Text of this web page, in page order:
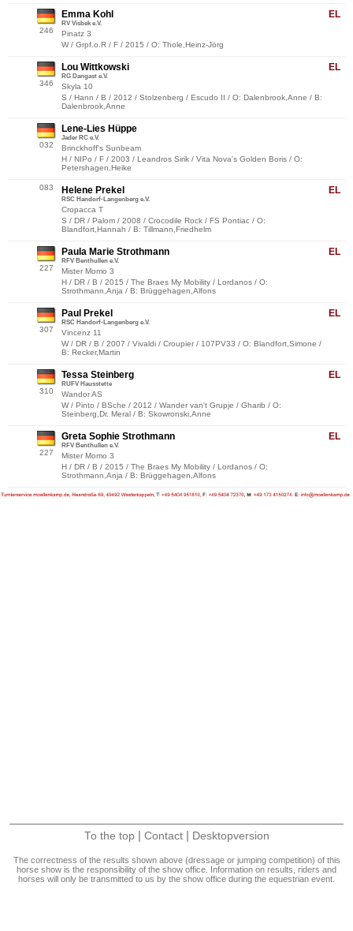
246
EL
Emma Kohl
RV Visbek e.V.
Pinatz 3
W / Grpf.o.R / F / 2015 / O: Thole,Heinz-Jörg
346
EL
Lou Wittkowski
RG Dangast e.V.
Skyla 10
S / Hann / B / 2012 / Stolzenberg / Escudo II / O: Dalenbrook,Anne / B:
Dalenbrook,Anne
032
Lene-Lies Hüppe
Jader RC e.V.
Brinckhoff's Sunbeam
H / NIPo / F / 2003 / Leandros Sirik / Vita Nova's Golden Boris / O:
Petershagen,Heike
083 EL
Helene Prekel
RSC Handorf-Langenberg e.V.
Cropacca T
S / DR / Palom / 2008 / Crocodile Rock / FS Pontiac / O:
Blandfort,Hannah / B: Tillmann,Friedhelm
227
EL
Paula Marie Strothmann
RFV Benthullen e.V.
Mister Momo 3
H / DR / B / 2015 / The Braes My Mobility / Lordanos / O:
Strothmann,Anja / B: Brüggehagen,Alfons
307
EL
Paul Prekel
RSC Handorf-Langenberg e.V.
Vincenz 11
W / DR / B / 2007 / Vivaldi / Croupier / 107PV33 / O: Blandfort,Simone /
B: Recker,Martin
310
EL
Tessa Steinberg
RUFV Hausstette
Wandor AS
W / Pinto / BSche / 2012 / Wander van't Grupje / Gharib / O:
Steinberg,Dr. Meral / B: Skowronski,Anne
227
EL
Greta Sophie Strothmann
RFV Benthullen e.V.
Mister Momo 3
H / DR / B / 2015 / The Braes My Mobility / Lordanos / O:
Strothmann,Anja / B: Brüggehagen,Alfons
To the top | Contact | Desktopversion
The correctness of the results shown above (dressage or jumping competition) of this
horse show is the responsibility of the show office. Information on results, riders and
horses will only be transmitted to us by the show office during the equestrian event.